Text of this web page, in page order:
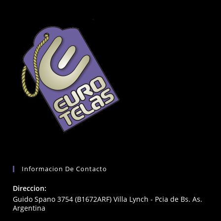
Informacion De Contacto
Direccion:
Guido Spano 3754 (B1672ARF) Villa Lynch - Pcia de Bs. As.
Argentina